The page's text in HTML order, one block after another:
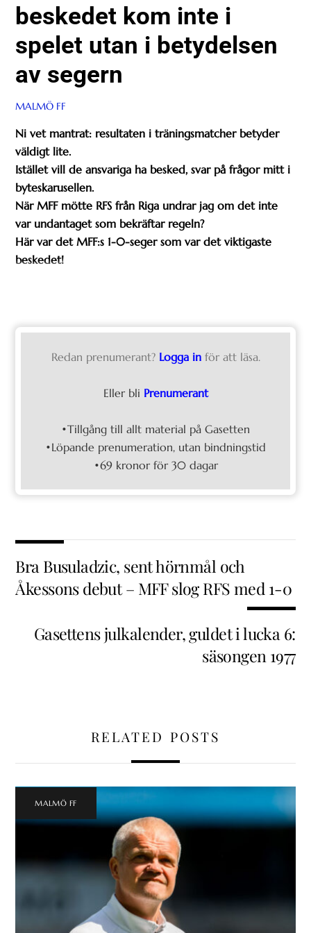
beskedet kom inte i
spelet utan i betydelsen
av segern
MALMÖ FF
Ni vet mantrat: resultaten i träningsmatcher betyder
väldigt lite.
Istället vill de ansvariga ha besked, svar på frågor mitt i
byteskarusellen.
När MFF mötte RFS från Riga undrar jag om det inte
var undantaget som bekräftar regeln?
Här var det MFF:s 1-0-seger som var det viktigaste
beskedet!
Redan prenumerant? Logga in för att läsa.
Eller bli Prenumerant
•Tillgång till allt material på Gasetten
•Löpande prenumeration, utan bindningstid
•69 kronor för 30 dagar
Bra Busuladzic, sent hörnmål och
Åkessons debut – MFF slog RFS med 1-0
Gasettens julkalender, guldet i lucka 6:
säsongen 1977
RELATED POSTS
MALMÖ FF